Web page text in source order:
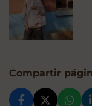
Compartir